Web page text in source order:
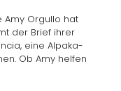
Amy Orgullo hat
der Brief ihrer
eine Alpaka-
Ob Amy helfen